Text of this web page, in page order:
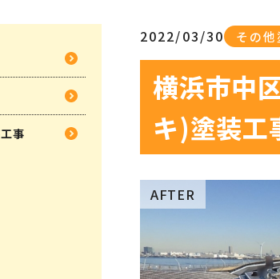
事
2022/03/30 その
横浜市中
キ)塗装